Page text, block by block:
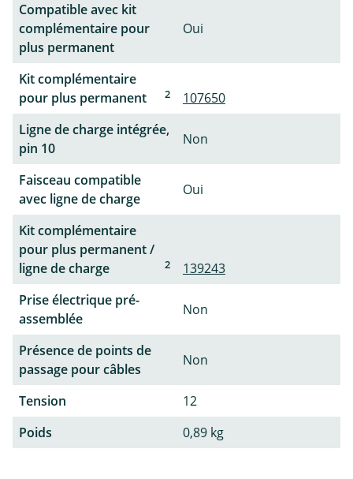
Compatible avec kit
complémentaire pour
plus permanent
Oui
Kit complémentaire
pour plus permanent
2
107650
Ligne de charge intégrée,
pin 10
Non
Faisceau compatible
avec ligne de charge
Oui
Kit complémentaire
pour plus permanent /
ligne de charge
2
139243
Prise électrique pré-
assemblée
Non
Présence de points de
passage pour câbles
Non
Tension
12
Poids
0,89 kg